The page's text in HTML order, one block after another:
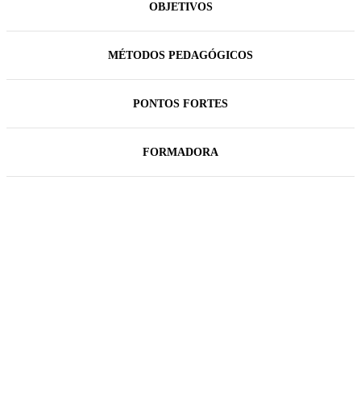
OBJETIVOS
MÉTODOS PEDAGÓGICOS
PONTOS FORTES
FORMADORA